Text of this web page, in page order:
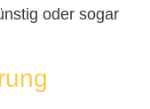
oder sogar